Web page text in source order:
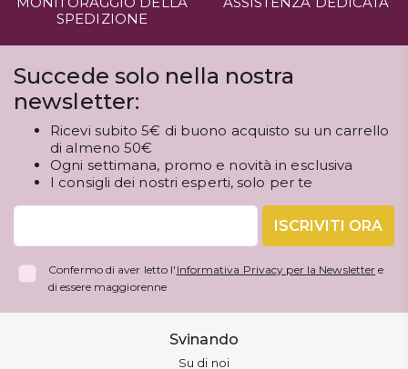
SPEDIZIONE
Succede solo nella nostra
newsletter:
Ricevi subito 5€ di buono acquisto su un carrello
di almeno 50€
Ogni settimana, promo e novità in esclusiva
I consigli dei nostri esperti, solo per te
ISCRIVITI ORA
Confermo di aver letto l' Informativa Privacy per la Newsletter e
di essere maggiorenne
Svinando
Su di noi